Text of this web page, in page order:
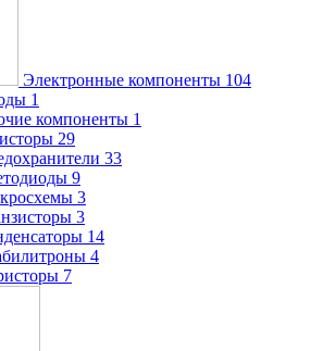
Электронные компоненты 104
1
компоненты 1
29
33
9
3
3
14
4
7